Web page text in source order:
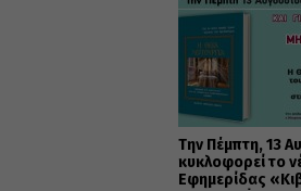
Την Πέμπτη, 13
κυκλοφορεί το
Εφημερίδας